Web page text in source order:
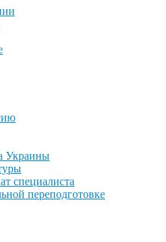
Украины
специалиста
переподготовке